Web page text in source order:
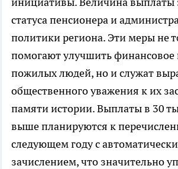
статуса пенсионера и
политики региона. Эти меры не
помогают улучшить
пожилых людей, но и служат
общественного уважения к их
памяти истории. Выплаты в 30
выше планируются к
следующем году с
зачислением, что значительно